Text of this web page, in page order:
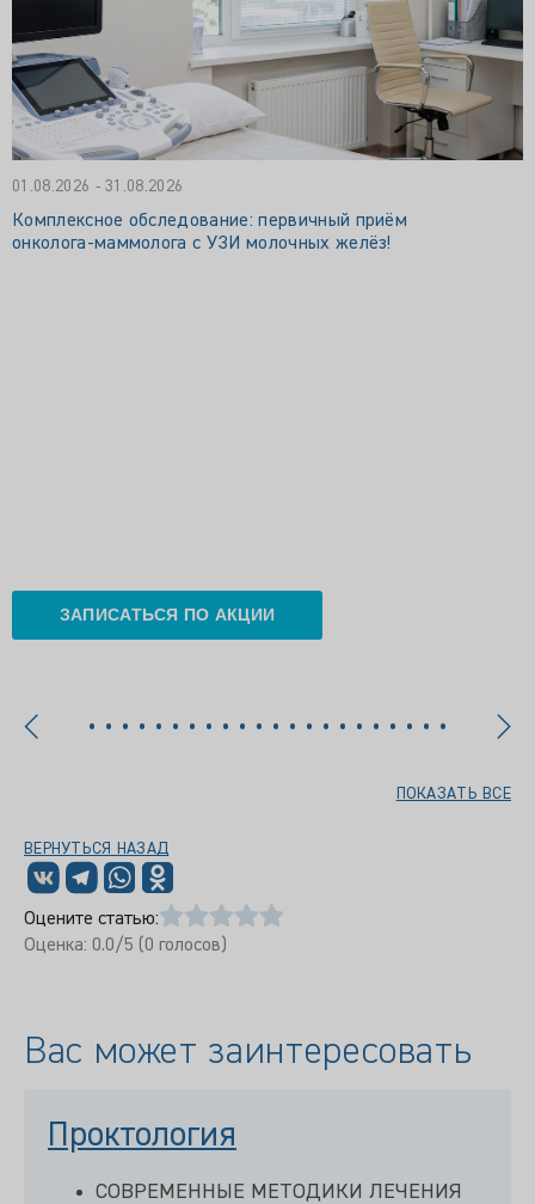
01.08.2026 - 31.08.2026
Комплексное обследование: первичный приём
онколога‑маммолога с УЗИ молочных желёз!
ЗАПИСАТЬСЯ ПО АКЦИИ
ПОКАЗАТЬ ВСЕ
ВЕРНУТЬСЯ НАЗАД
Оцените статью:
Оценка: 0.0/5 (0 голосов)
Вас может заинтересовать
Проктология
СОВРЕМЕННЫЕ МЕТОДИКИ ЛЕЧЕНИЯ